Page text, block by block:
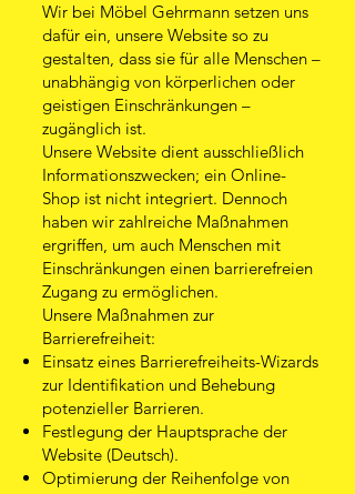
Wir bei Möbel Gehrmann setzen uns
dafür ein, unsere Website so zu
gestalten, dass sie für alle Menschen –
unabhängig von körperlichen oder
geistigen Einschränkungen –
zugänglich ist.
Unsere Website dient ausschließlich
Informationszwecken; ein Online-
Shop ist nicht integriert. Dennoch
haben wir zahlreiche Maßnahmen
ergriffen, um auch Menschen mit
Einschränkungen einen barrierefreien
Zugang zu ermöglichen.
Unsere Maßnahmen zur
Barrierefreiheit:
Einsatz eines Barrierefreiheits-Wizards
zur Identifikation und Behebung
potenzieller Barrieren.
Festlegung der Hauptsprache der
Website (Deutsch).
Optimierung der Reihenfolge von